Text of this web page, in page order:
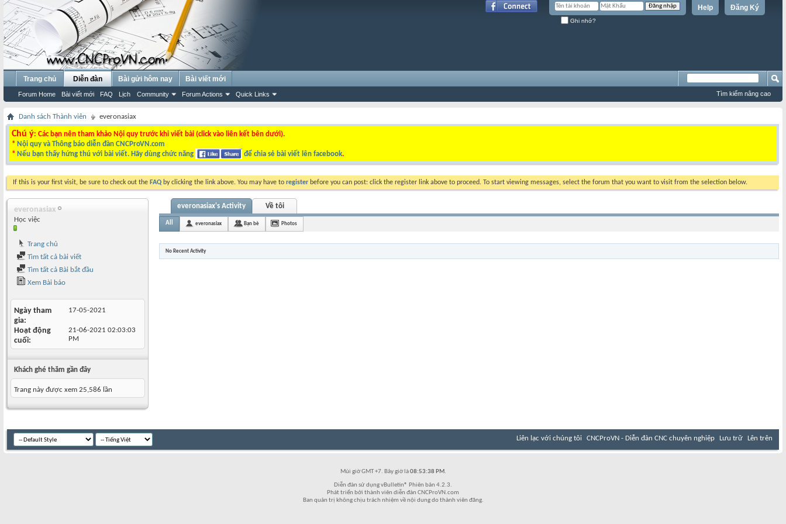
Đăng Ký
Help
Ghi nhớ?
Trang chủ Diễn đàn
Forum Home Bài viết mới FAQ Lịch Community Forum Actions Quick Links
Bài gửi hôm nay Bài viết mới
Tìm kiếm nâng cao
Danh sách Thành viên everonasiax
Chú ý: Các bạn nên tham khảo Nội quy trước khi viết bài (click vào liên kết bên dưới).
* Nội quy và Thông báo diễn đàn CNCProVN.com
* Nếu bạn thấy hứng thú với bài viết. Hãy dùng chức năng để chia sẻ bài viết lên facebook.
If this is your first visit, be sure to check out the FAQ by clicking the link above. You may have to register before you can post: click the register link above to proceed. To start viewing messages, select the forum that you want to visit from the selection below.
everonasiax
Học việc
Trang chủ
Tìm tất cả bài viết
Tìm tất cả Bài bắt đầu
Xem Bài báo
Ngày tham
gia
17-05-2021
Hoạt động
cuối
21-06-2021 02:03:03
PM
Khách ghé thăm gần đây
Trang này được xem 25,586 lần
everonasiax's Activity Về tôi
All everonasiax Bạn bè Photos
No Recent Activity
Liên lạc với chúng tôi CNCProVN - Diễn đàn CNC chuyên nghiệp Lưu trữ Lên trên
Múi giờ GMT +7. Bây giờ là08:53:38 PM.
Diễn đàn sử dụng vBulletin® Phiên bản 4.2.3.
Phát triển bởi thành viên diễn đàn CNCProVN.com
Ban quản trị không chịu trách nhiệm về nội dung do thành viên đăng.